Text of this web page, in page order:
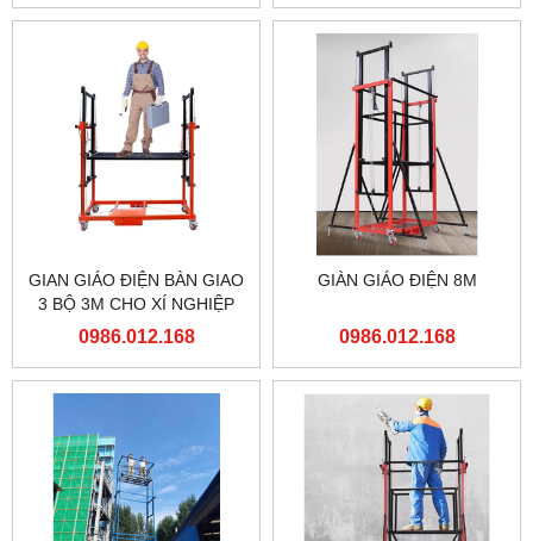
GIAN GIÁO ĐIỆN BÀN GIAO
3 BỘ 3M CHO XÍ NGHIỆP
ĐẦU MÁY HÀ NỘI TỔNG
0986.012.168
GIÀN GIÁO ĐIỆN 8M
0986.012.168